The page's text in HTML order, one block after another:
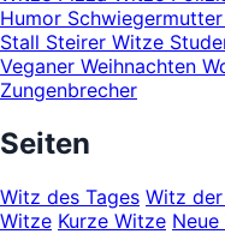
Humor Schwiegermutter
Stall Steirer Witze
Veganer Weihnachten
Zungenbrecher
Seiten
Witz des Tages Witz
Witze Kurze Witze